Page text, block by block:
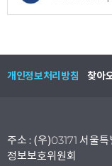
개인정보처리방침 찾아
주소 : (우)03171 서울
정보보호위원회